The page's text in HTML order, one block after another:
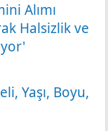
Alımı
Halsizlik ve
Yaşı, Boyu,